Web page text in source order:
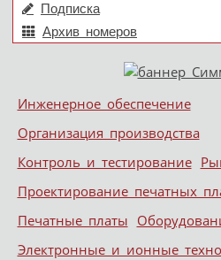
Подписка
Архив номеров
Меню
Skip to content
Инженерное обеспечение
Организация производства
Контроль и тестирование
Проектирование печатных
Печатные платы
Электронные и ионные